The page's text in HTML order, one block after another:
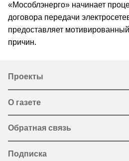
«Мособлэнерго» начинает
договора передачи
предоставляет
причин.
Проекты
О газете
Обратная связь
Подписка